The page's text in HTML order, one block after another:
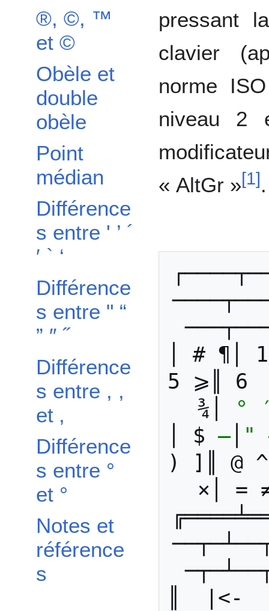
®, ©, ™
et ©
Obèle et
double
obèle
Point
médian
Différence
s entre ' ’ ´
′ ` ‘
Différence
s entre " “
” ″ ˝
Différence
s entre , ,
et ‚
Différence
s entre °
et °
Notes et
référence
s
pressant
clavier
norme
niveau
« AltGr »[1] .
│ # ¶│
5 ⩾║ 6
¾│
°
│ $ – "
) ]║ @
×│ =
║  |<-